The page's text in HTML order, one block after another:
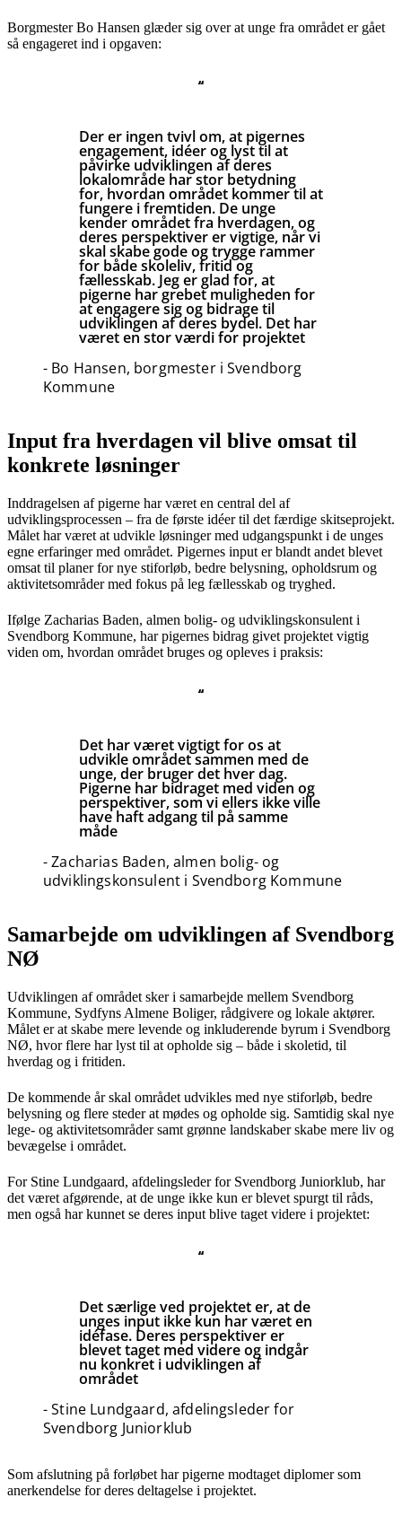
Borgmester Bo Hansen glæder sig over at unge fra området er gået
så engageret ind i opgaven:
“
Der er ingen tvivl om, at pigernes
engagement, idéer og lyst til at
påvirke udviklingen af deres
lokalområde har stor betydning
for, hvordan området kommer til at
fungere i fremtiden. De unge
kender området fra hverdagen, og
deres perspektiver er vigtige, når vi
skal skabe gode og trygge rammer
for både skoleliv, fritid og
fællesskab. Jeg er glad for, at
pigerne har grebet muligheden for
at engagere sig og bidrage til
udviklingen af deres bydel. Det har
været en stor værdi for projektet
- Bo Hansen, borgmester i Svendborg
Kommune
Input fra hverdagen vil blive omsat til
konkrete løsninger
Inddragelsen af pigerne har været en central del af
udviklingsprocessen – fra de første idéer til det færdige skitseprojekt.
Målet har været at udvikle løsninger med udgangspunkt i de unges
egne erfaringer med området. Pigernes input er blandt andet blevet
omsat til planer for nye stiforløb, bedre belysning, opholdsrum og
aktivitetsområder med fokus på leg fællesskab og tryghed.
Ifølge Zacharias Baden, almen bolig- og udviklingskonsulent i
Svendborg Kommune, har pigernes bidrag givet projektet vigtig
viden om, hvordan området bruges og opleves i praksis:
“
Det har været vigtigt for os at
udvikle området sammen med de
unge, der bruger det hver dag.
Pigerne har bidraget med viden og
perspektiver, som vi ellers ikke ville
have haft adgang til på samme
måde
- Zacharias Baden, almen bolig- og
udviklingskonsulent i Svendborg Kommune
Samarbejde om udviklingen af Svendborg
NØ
Udviklingen af området sker i samarbejde mellem Svendborg
Kommune, Sydfyns Almene Boliger, rådgivere og lokale aktører.
Målet er at skabe mere levende og inkluderende byrum i Svendborg
NØ, hvor flere har lyst til at opholde sig – både i skoletid, til
hverdag og i fritiden.
De kommende år skal området udvikles med nye stiforløb, bedre
belysning og flere steder at mødes og opholde sig. Samtidig skal nye
lege- og aktivitetsområder samt grønne landskaber skabe mere liv og
bevægelse i området.
For Stine Lundgaard, afdelingsleder for Svendborg Juniorklub, har
det været afgørende, at de unge ikke kun er blevet spurgt til råds,
men også har kunnet se deres input blive taget videre i projektet:
“
Det særlige ved projektet er, at de
unges input ikke kun har været en
idéfase. Deres perspektiver er
blevet taget med videre og indgår
nu konkret i udviklingen af
området
- Stine Lundgaard, afdelingsleder for
Svendborg Juniorklub
Som afslutning på forløbet har pigerne modtaget diplomer som
anerkendelse for deres deltagelse i projektet.